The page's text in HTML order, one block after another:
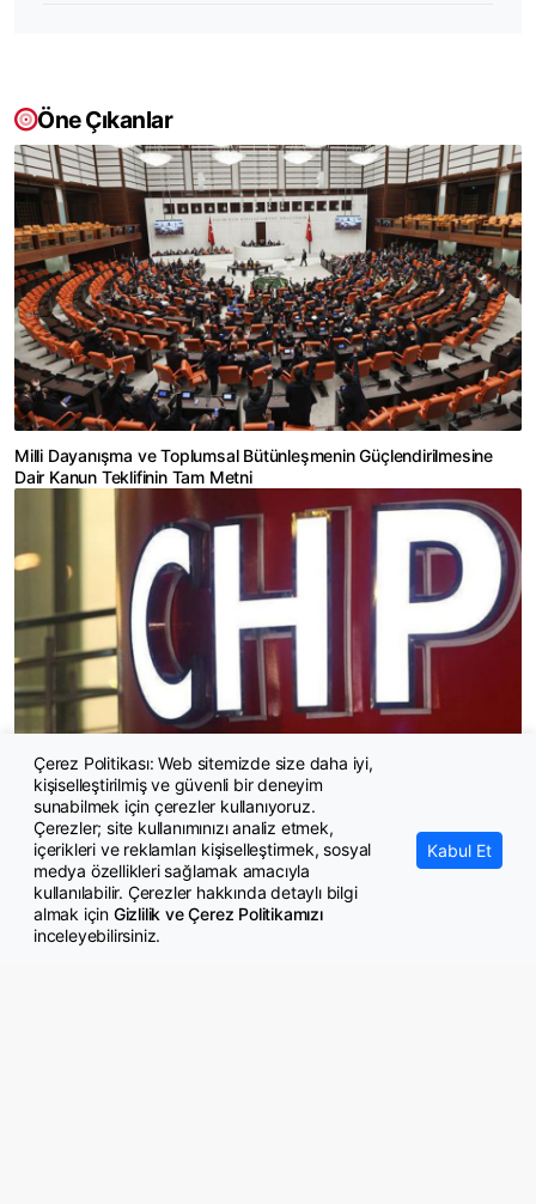
Öne Çıkanlar
Milli Dayanışma ve Toplumsal Bütünleşmenin Güçlendirilmesine
Dair Kanun Teklifinin Tam Metni
CHP Grup yönetimi Çerçeve Kanun Teklifini imzaladı
Çerez Politikası: Web sitemizde size daha iyi,
kişiselleştirilmiş ve güvenli bir deneyim
sunabilmek için çerezler kullanıyoruz.
Çerezler; site kullanımınızı analiz etmek,
içerikleri ve reklamları kişiselleştirmek, sosyal
medya özellikleri sağlamak amacıyla
kullanılabilir. Çerezler hakkında detaylı bilgi
almak için Gizlilik ve Çerez Politikamızı
inceleyebilirsiniz.
Kabul Et